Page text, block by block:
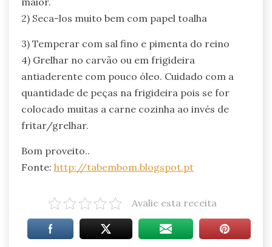
2) Seca-los muito bem com papel toalha
3) Temperar com sal fino e pimenta do reino
4) Grelhar no carvão ou em frigideira
antiaderente com pouco óleo. Cuidado com a
quantidade de peças na frigideira pois se for
colocado muitas a carne cozinha ao invés de
fritar/grelhar.
Bom proveito..
Fonte: http://tabembom.blogspot.pt
Avalie esta receita